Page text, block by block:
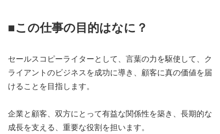
■この仕事の目的はなに？
セールスコピーライターとして、言葉の力を駆使して、ク
ライアントのビジネスを成功に導き、顧客に真の価値を届
けることを目指します。
企業と顧客、双方にとって有益な関係性を築き、長期的な
成長を支える、重要な役割を担います。